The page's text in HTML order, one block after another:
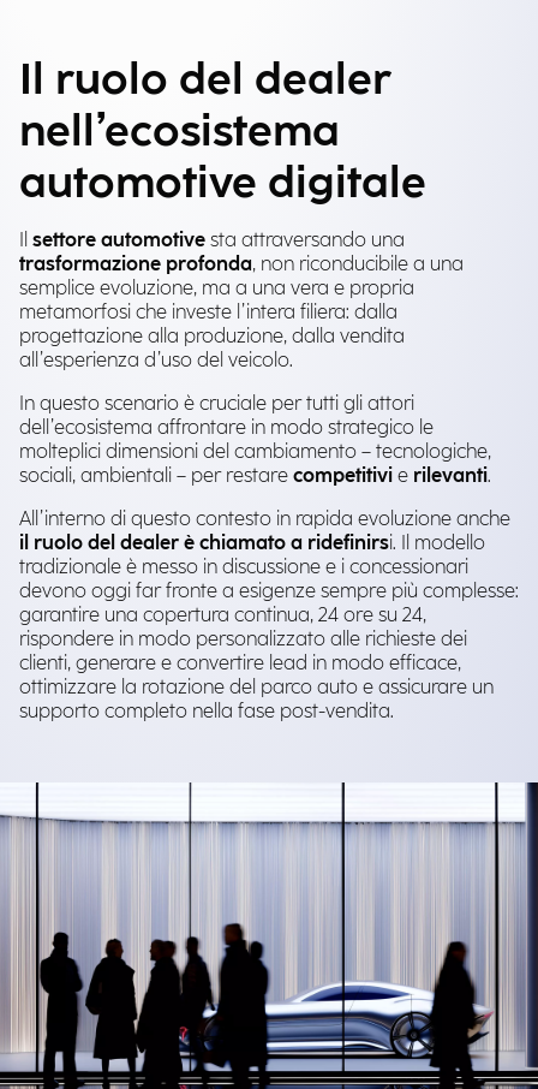
Il ruolo del dealer
nell’ecosistema
automotive digitale
Il settore automotive sta attraversando una
trasformazione profonda, non riconducibile a una
semplice evoluzione, ma a una vera e propria
metamorfosi che investe l’intera filiera: dalla
progettazione alla produzione, dalla vendita
all’esperienza d’uso del veicolo.
In questo scenario è cruciale per tutti gli attori
dell’ecosistema affrontare in modo strategico le
molteplici dimensioni del cambiamento – tecnologiche,
sociali, ambientali – per restare competitivi e rilevanti.
All’interno di questo contesto in rapida evoluzione anche
il ruolo del dealer è chiamato a ridefinirsi. Il modello
tradizionale è messo in discussione e i concessionari
devono oggi far fronte a esigenze sempre più complesse:
garantire una copertura continua, 24 ore su 24,
rispondere in modo personalizzato alle richieste dei
clienti, generare e convertire lead in modo efficace,
ottimizzare la rotazione del parco auto e assicurare un
supporto completo nella fase post-vendita.